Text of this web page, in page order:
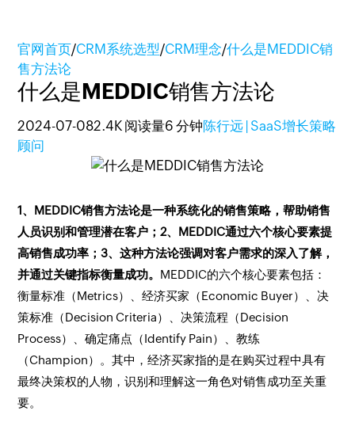
官网首页/CRM系统选型/CRM理念/什么是MEDDIC销
售方法论
什么是MEDDIC销售方法论
2024-07-082.4K 阅读量6 分钟陈行远 | SaaS增长策略
顾问
1、MEDDIC销售方法论是一种系统化的销售策略，帮助销售
人员识别和管理潜在客户；2、MEDDIC通过六个核心要素提
高销售成功率；3、这种方法论强调对客户需求的深入了解，
并通过关键指标衡量成功。 MEDDIC的六个核心要素包括：
衡量标准（Metrics）、经济买家（Economic Buyer）、决
策标准（Decision Criteria）、决策流程（Decision
Process）、确定痛点（Identify Pain）、教练
（Champion）。其中，经济买家指的是在购买过程中具有
最终决策权的人物，识别和理解这一角色对销售成功至关重
要。